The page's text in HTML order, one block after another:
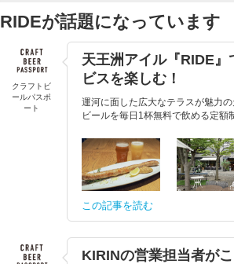
RIDEが話題になっています
クラフトビ
ールパスポ
ート
天王洲アイル『RIDE
ビスを楽しむ！
運河に面した広大なテラスが魅力
ビールを毎日1杯無料で飲める定額
この記事を読む
KIRINの営業担当者が